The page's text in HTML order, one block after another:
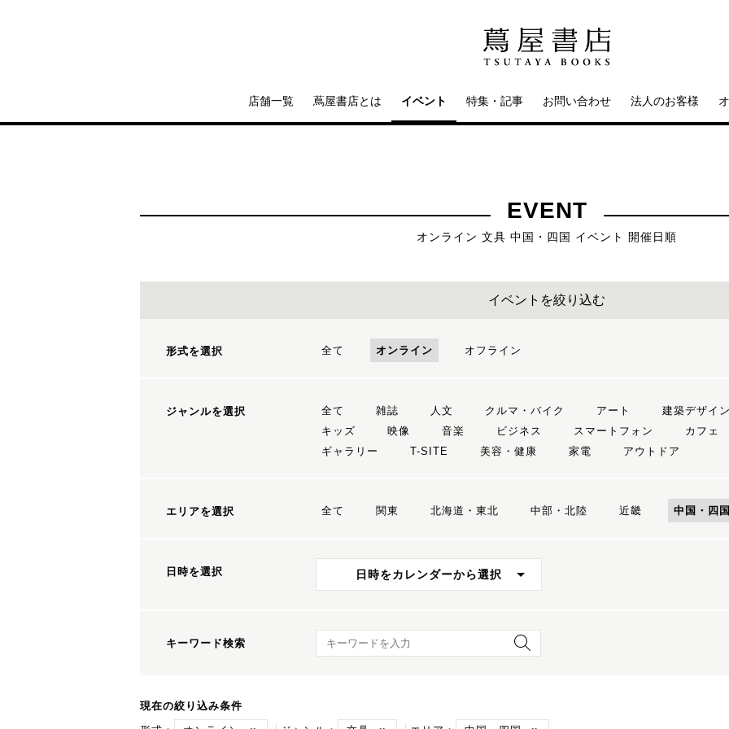
店舗一覧 蔦屋書店とは イベント 特集・記事 お問い合わせ 法人のお客様
EVENT
オンライン 文具 中国・四国 イベント 開催日順
イベントを絞り込む
形式を選択 全て オンライン オフライン
ジャンルを選択 全て 雑誌 人文 クルマ・バイク アート 建築デザイン
キッズ
映像 音楽 ビジネス スマートフォン カフェ
ギャラリー
T-SITE 美容・健康 家電 アウトドア
エリアを選択 全て 関東 北海道・東北 中部・北陸 近畿 中国・四国
日時を選択 日時をカレンダーから選択
キーワード検索 キーワード検索
現在の絞り込み条件